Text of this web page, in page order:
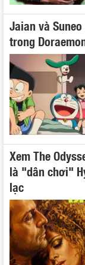
Jaian và
trong
Xem The
là "dân chơi"
lạc